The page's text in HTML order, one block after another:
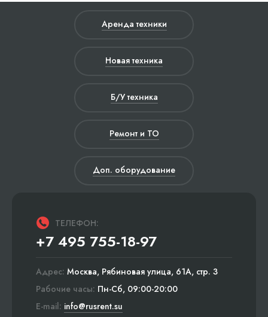
Аренда техники
Новая техника
Б/У техника
Ремонт и ТО
Доп. оборудование
ТЕЛЕФОН:
+7 495 755-18-97
Адрес: Москва, Рябиновая улица, 61А, стр. 3
Рабочие часы: Пн-Сб, 09:00-20:00
E-mail: info@rusrent.su